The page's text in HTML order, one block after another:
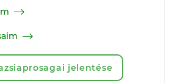
jelentése